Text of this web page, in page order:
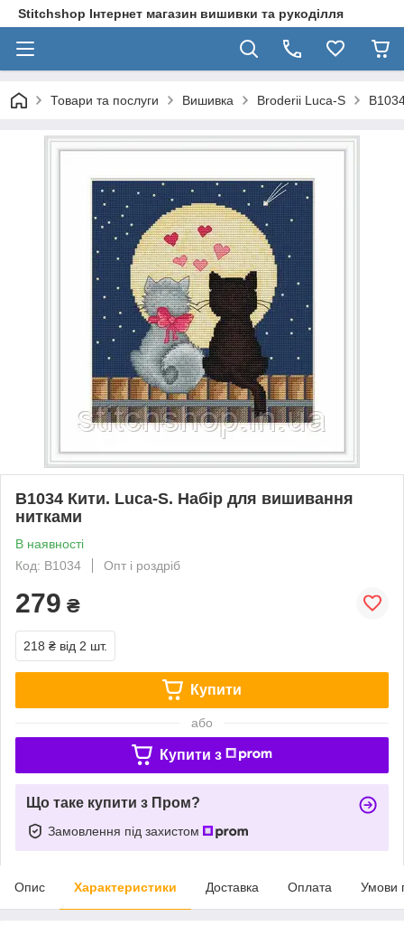
Stitchshop Інтернет магазин вишивки та рукоділля
Товари та послуги Вишивка Broderii Luca-S
B1034 Кити. Luca-S. Набір для вишивання
нитками
В наявності
Код: B1034
Опт і роздріб
279 ₴
218 ₴ від 2 шт.
Купити
або
Купити з
Що таке купити з Пром?
Замовлення під захистом
Опис Характеристики Доставка Оплата Умови